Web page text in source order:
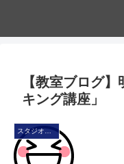
【教室ブログ
キング講座」
スタジオ・ブログ